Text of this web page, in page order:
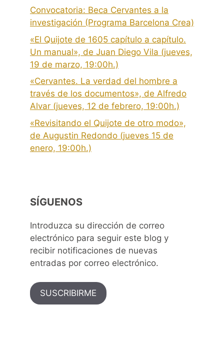
Convocatoria: Beca Cervantes a la
investigación (Programa Barcelona Crea)
«El Quijote de 1605 capítulo a capítulo.
Un manual», de Juan Diego Vila (jueves,
19 de marzo, 19:00h.)
«Cervantes. La verdad del hombre a
través de los documentos», de Alfredo
Alvar (jueves, 12 de febrero, 19:00h.)
«Revisitando el Quijote de otro modo»,
de Augustin Redondo (jueves 15 de
enero, 19:00h.)
SÍGUENOS
Introduzca su dirección de correo
electrónico para seguir este blog y
recibir notificaciones de nuevas
entradas por correo electrónico.
SUSCRIBIRME